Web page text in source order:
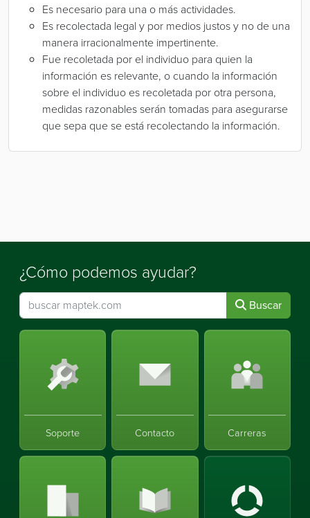
Es necesario para una o más actividades.
Es recolectada legal y por medios justos y no de una
manera irracionalmente impertinente.
Fue recoletada por el individuo para quien la
información es relevante, o cuando la información
sobre el individuo es recoletada por otra persona,
medidas razonables serán tomadas para asegurarse
que sepa que se está recolectando la información.
¿Cómo podemos ayudar?
Buscar
Soporte Contacto Carreras